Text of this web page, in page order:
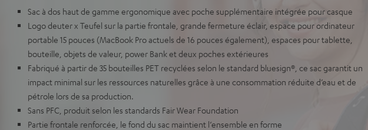
Sac à dos haut de gamme ergonomique avec poche supplémentaire intégrée pour casque
Logo deuter x Teufel sur la partie frontale, grande fermeture éclair, espace pour ordinateur
portable 15 pouces (MacBook Pro actuels de 16 pouces également), espaces pour tablette,
bouteille, objets de valeur, power Bank et deux poches extérieures
Fabriqué à partir de 35 bouteilles PET recyclées selon le standard bluesign®, ce sac garantit un
impact minimal sur les ressources naturelles grâce à une consommation réduite d’eau et de
pétrole lors de sa production.
Sans PFC, produit selon les standards Fair Wear Foundation
Partie frontale renforcée, le fond du sac maintient l‘ensemble en forme